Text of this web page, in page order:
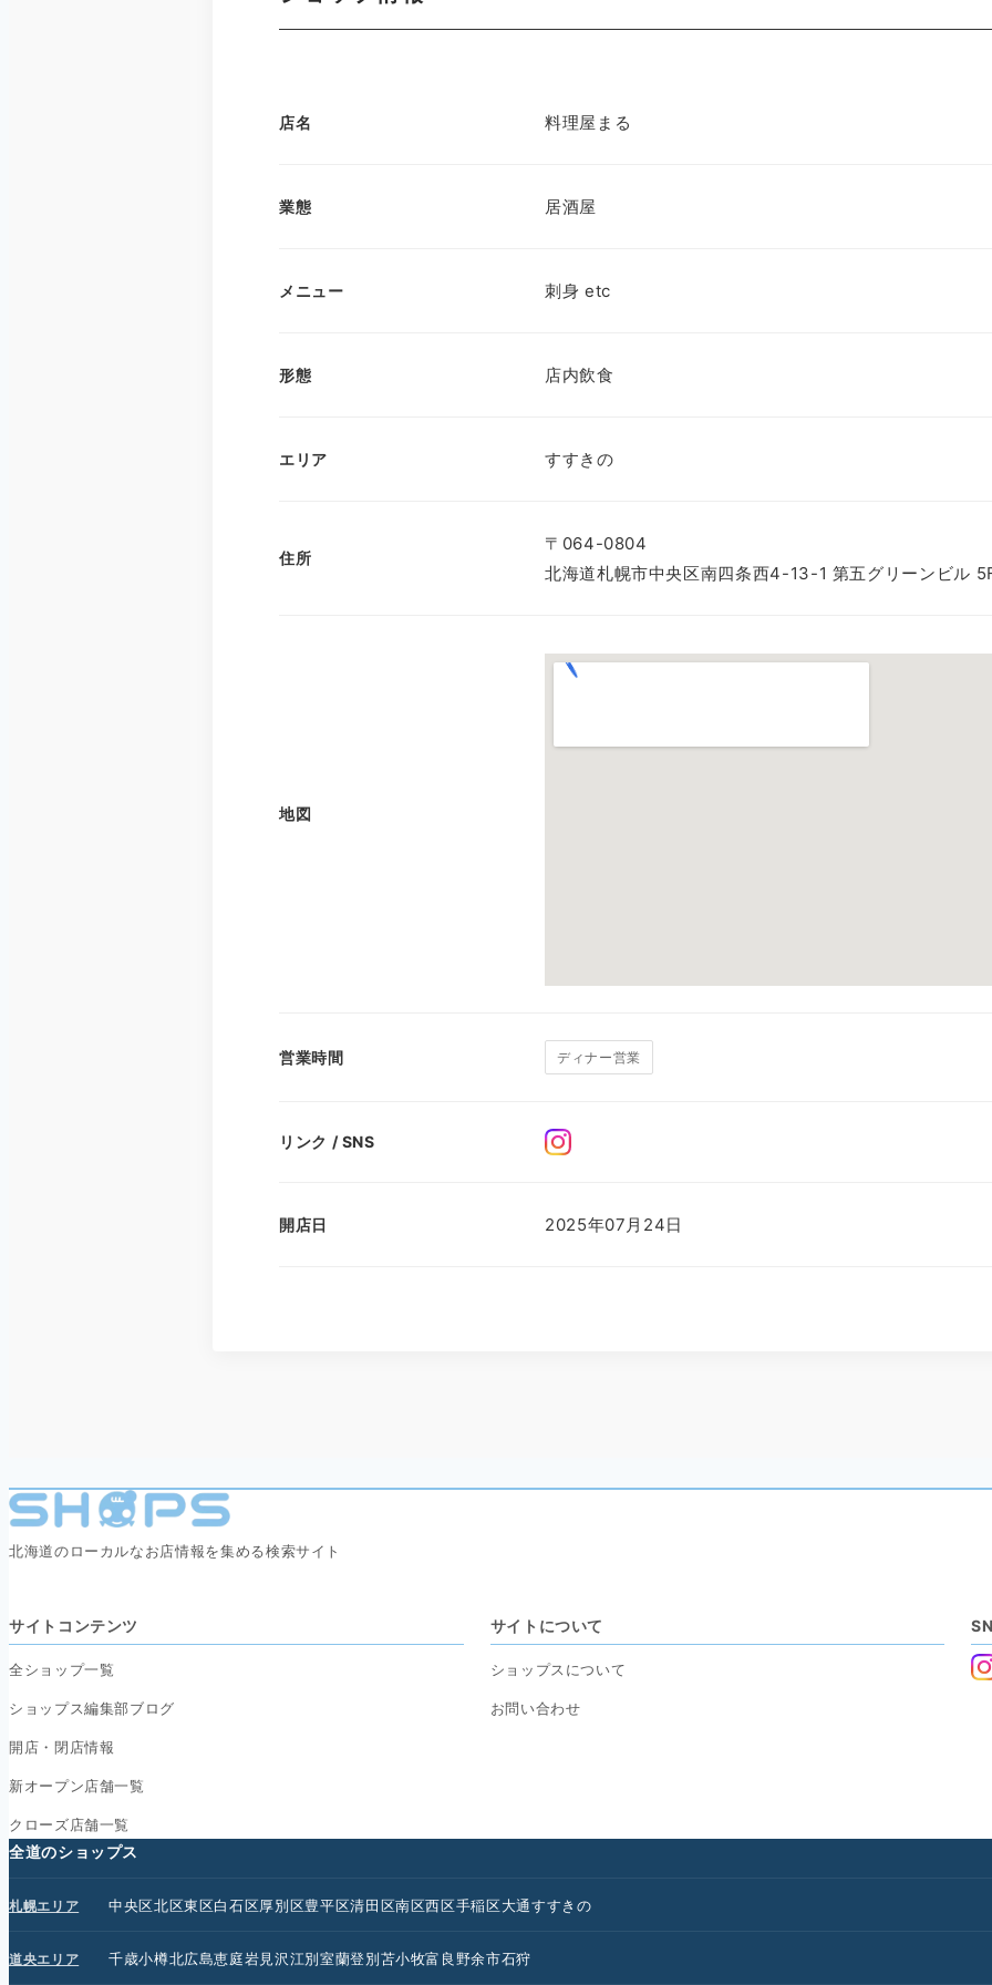
店名 料理屋まる
業態 居酒屋
メニュー 刺身 etc
形態 店内飲食
エリア すすきの
住所
〒064-0804
北海道札幌市中央区南四条西4-13-1 第五グリーンビル
地図
営業時間 ディナー営業
リンク / SNS
開店日 2025年07月24日
北海道のローカルなお店情報を集める検索サイト
サイトコンテンツ
全ショップ一覧
ショップス編集部ブログ
開店・閉店情報
新オープン店舗一覧
クローズ店舗一覧
サイトについて
ショップスについて
お問い合わせ
全道のショップス
札幌エリア 中央区北区東区白石区厚別区豊平区清田区南区西区手稲区大通すすきの
道央エリア 千歳小樽北広島恵庭岩見沢江別室蘭登別苫小牧富良野余市石狩